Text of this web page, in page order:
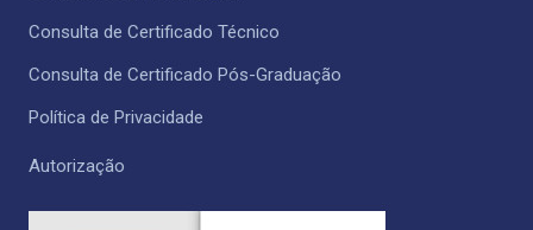
Consulta de Certificado Técnico ​
Consulta de Certificado Pós-Graduação
Política de Privacidade
Autorização